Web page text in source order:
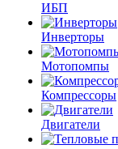
ИБП
Инверторы
Мотопомпы
Компрессоры
Двигатели